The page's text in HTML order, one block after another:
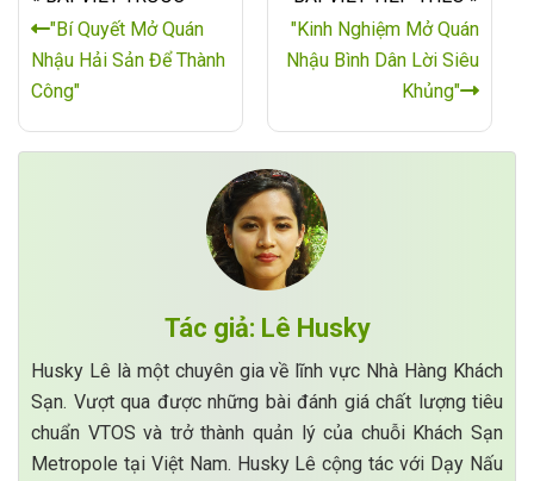
"Bí Quyết Mở Quán
Nhậu Hải Sản Để Thành
Công"
"Kinh Nghiệm Mở Quán
Nhậu Bình Dân Lời Siêu
Khủng"
Tác giả: Lê Husky
Husky Lê là một chuyên gia về lĩnh vực Nhà Hàng Khách
Sạn. Vượt qua được những bài đánh giá chất lượng tiêu
chuẩn VTOS và trở thành quản lý của chuỗi Khách Sạn
Metropole tại Việt Nam. Husky Lê cộng tác với Dạy Nấu